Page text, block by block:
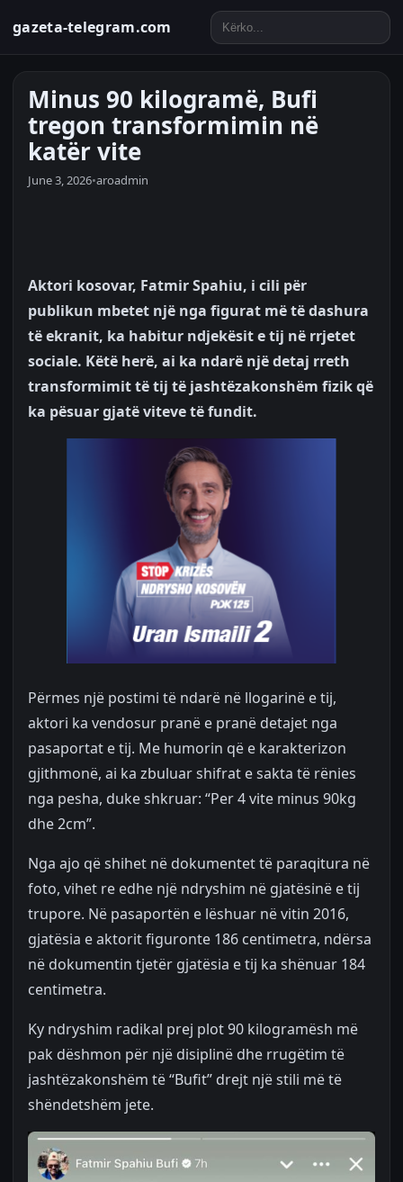
gazeta-telegram.com
Minus 90 kilogramë, Bufi
tregon transformimin në
katër vite
June 3, 2026•aroadmin
Aktori kosovar, Fatmir Spahiu, i cili për
publikun mbetet një nga figurat më të dashura
të ekranit, ka habitur ndjekësit e tij në rrjetet
sociale. Këtë herë, ai ka ndarë një detaj rreth
transformimit të tij të jashtëzakonshëm fizik që
ka pësuar gjatë viteve të fundit.
Përmes një postimi të ndarë në llogarinë e tij,
aktori ka vendosur pranë e pranë detajet nga
pasaportat e tij. Me humorin që e karakterizon
gjithmonë, ai ka zbuluar shifrat e sakta të rënies
nga pesha, duke shkruar: “Per 4 vite minus 90kg
dhe 2cm”.
Nga ajo që shihet në dokumentet të paraqitura në
foto, vihet re edhe një ndryshim në gjatësinë e tij
trupore. Në pasaportën e lëshuar në vitin 2016,
gjatësia e aktorit figuronte 186 centimetra, ndërsa
në dokumentin tjetër gjatësia e tij ka shënuar 184
centimetra.
Ky ndryshim radikal prej plot 90 kilogramësh më
pak dëshmon për një disiplinë dhe rrugëtim të
jashtëzakonshëm të “Bufit” drejt një stili më të
shëndetshëm jete.